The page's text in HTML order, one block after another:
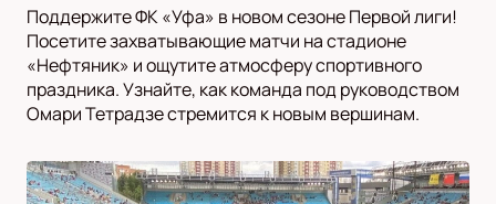
Поддержите ФК «Уфа» в новом сезоне Первой лиги!
Посетите захватывающие матчи на стадионе
«Нефтяник» и ощутите атмосферу спортивного
праздника. Узнайте, как команда под руководством
Омари Тетрадзе стремится к новым вершинам.